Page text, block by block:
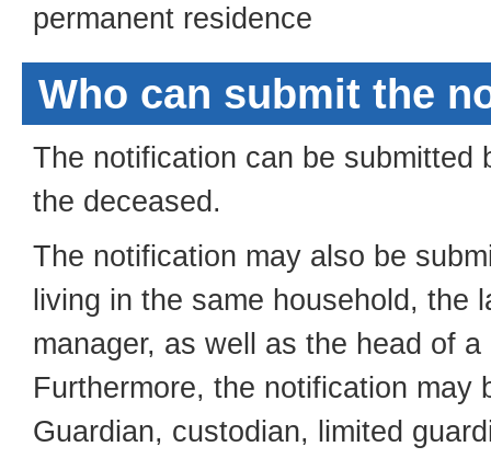
permanent residence
Who can submit the
The notification can be submitted
the deceased.
The notification may also be
living in the same household, the
manager, as well as the head of
Furthermore, the notification may
Guardian, custodian, limited